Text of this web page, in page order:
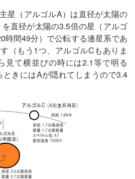
星（アルゴルA）は直径が太陽の
直径が太陽の3.5倍の星（アルゴ
時間49分）で公転する連星系であ
（もう1つ、アルゴルCもありま
見て横並びの時には2.1等で明る
ときにはAが隠れてしまうので3.4